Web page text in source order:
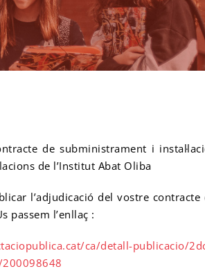
de subministrament i
de l’Institut Abat Oliba
l’adjudicació del vostre
passem l’enllaç :
ca/detall-publicacio/